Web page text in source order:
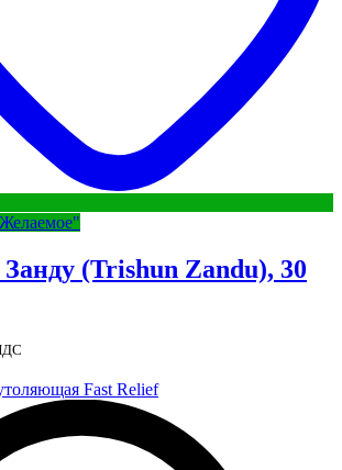
(Trishun Zandu), 30